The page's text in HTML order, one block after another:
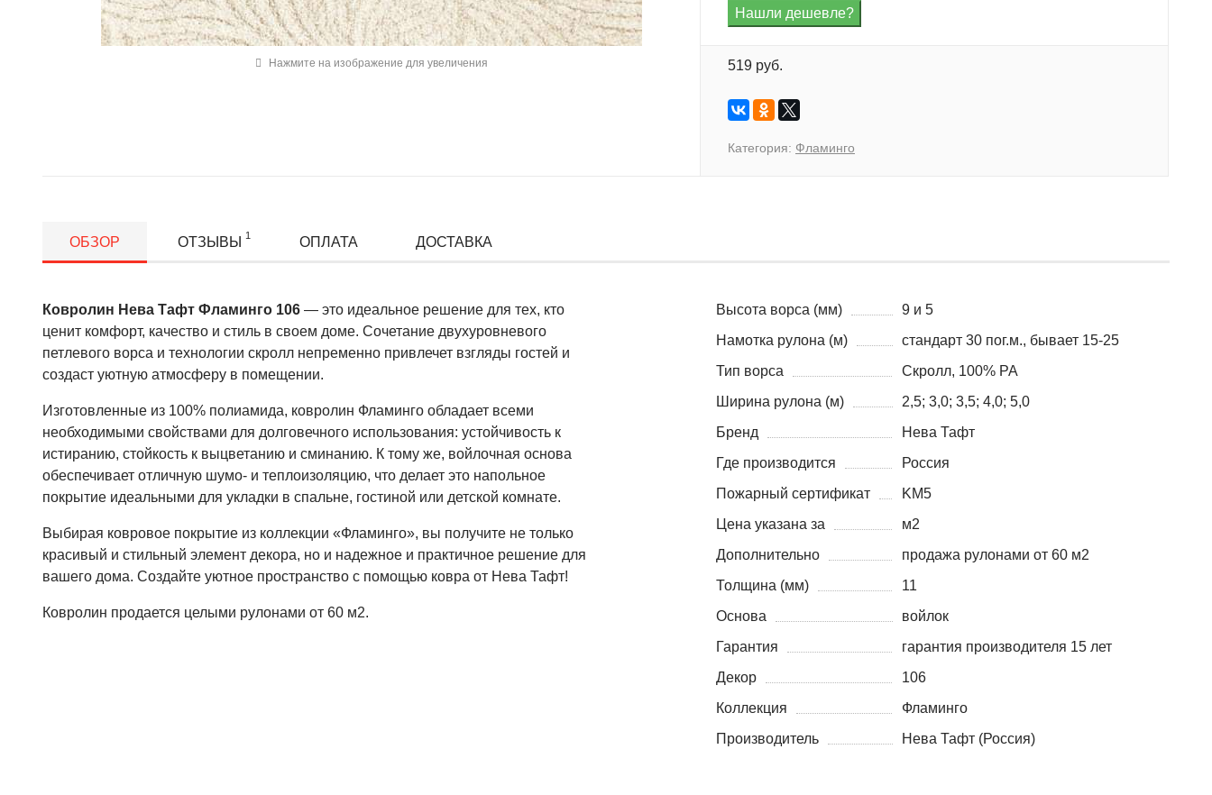
Нажмите на изображение для увеличения 519 руб.
Категория: Фламинго
ОБЗОР ОТЗЫВЫ 1 ОПЛАТА ДОСТАВКА
Ковролин Нева Тафт Фламинго 106 — это идеальное решение для тех, кто
ценит комфорт, качество и стиль в своем доме. Сочетание двухуровневого
петлевого ворса и технологии скролл непременно привлечет взгляды гостей и
создаст уютную атмосферу в помещении.
Изготовленные из 100% полиамида, ковролин Фламинго обладает всеми
необходимыми свойствами для долговечного использования: устойчивость к
истиранию, стойкость к выцветанию и сминанию. К тому же, войлочная основа
обеспечивает отличную шумо- и теплоизоляцию, что делает это напольное
покрытие идеальными для укладки в спальне, гостиной или детской комнате.
Выбирая ковровое покрытие из коллекции «Фламинго», вы получите не только
красивый и стильный элемент декора, но и надежное и практичное решение для
вашего дома. Создайте уютное пространство с помощью ковра от Нева Тафт!
Ковролин продается целыми рулонами от 60 м2.
Высота ворса (мм)
9 и 5
Намотка рулона (м)
стандарт 30 пог.м., бывает 15-25
Тип ворса
Скролл, 100% PA
Ширина рулона (м)
2,5; 3,0; 3,5; 4,0; 5,0
Бренд
Нева Тафт
Где производится
Россия
Пожарный сертификат
KM5
Цена указана за
м2
Дополнительно
продажа рулонами от 60 м2
Толщина (мм)
11
Основа
войлок
Гарантия
гарантия производителя 15 лет
Декор
106
Коллекция
Фламинго
Производитель
Нева Тафт (Россия)